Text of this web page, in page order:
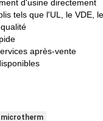
d'usine directement
tels que l'UL, le VDE,
après-vente
microtherm